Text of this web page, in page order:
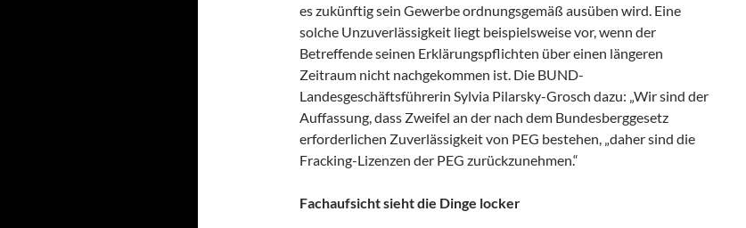
es zukünftig sein Gewerbe ordnungsgemäß ausüben wird. Eine
solche Unzuverlässigkeit liegt beispielsweise vor, wenn der
Betreffende seinen Erklärungspflichten über einen längeren
Zeitraum nicht nachgekommen ist. Die BUND-
Landesgeschäftsführerin Sylvia Pilarsky-Grosch dazu: „Wir sind der
Auffassung, dass Zweifel an der nach dem Bundesberggesetz
erforderlichen Zuverlässigkeit von PEG bestehen, „daher sind die
Fracking-Lizenzen der PEG zurückzunehmen.“
Fachaufsicht sieht die Dinge locker